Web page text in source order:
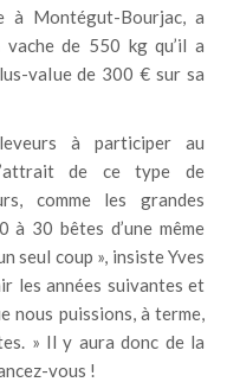
à Montégut-Bourjac, a
de 550 kg qu’il a
value de 300 € sur sa
à participer au
de ce type de
comme les grandes
à 30 bêtes d’une même
seul coup », insiste Yves
les années suivantes et
puissions, à terme,
» Il y aura donc de la
vous !